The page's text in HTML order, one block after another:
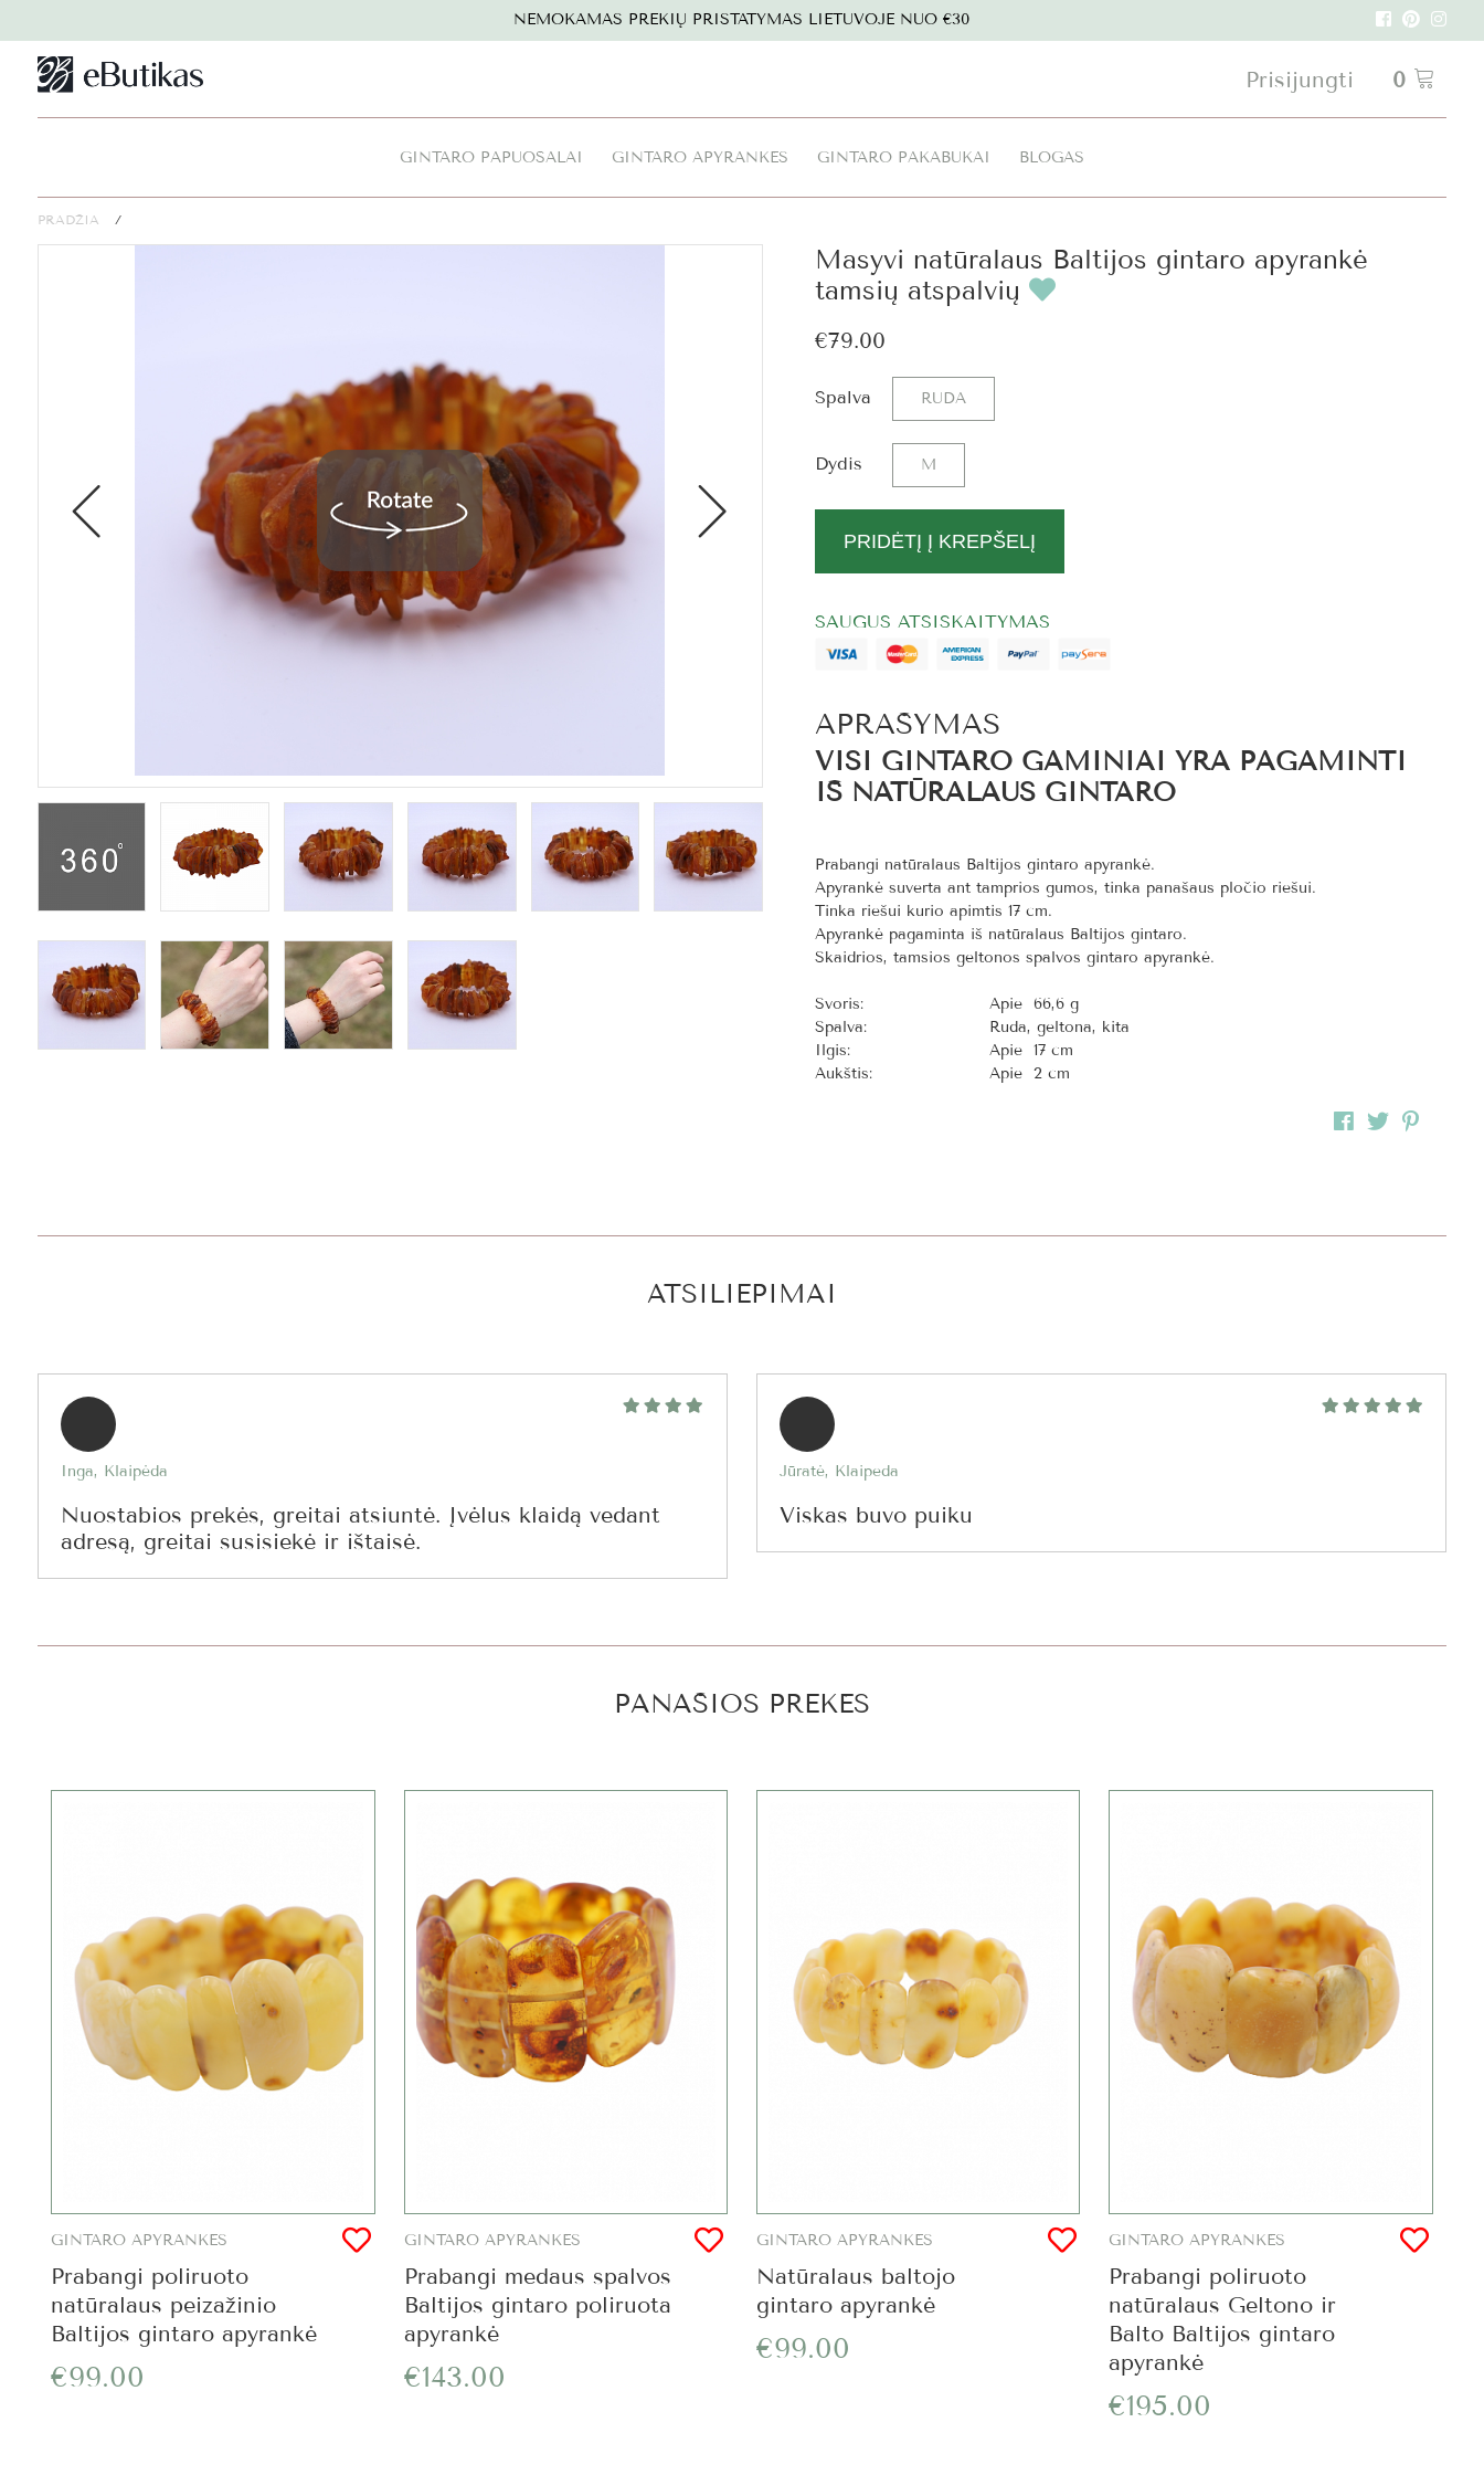
NEMOKAMAS PREKIŲ PRISTATYMAS LIETUVOJE NUO €30
Prisijungti 0
GINTARO PAPUOŠALAI GINTARO APYRANKĖS GINTARO PAKABUKAI BLOGAS
PRADŽIA /
Masyvi natūralaus Baltijos gintaro apyrankė
tamsių atspalvių
€79.00
Spalva RUDA
Dydis M
PRIDĖTĮ Į KREPŠELĮ
SAUGUS ATSISKAITYMAS
APRAŠYMAS
VISI GINTARO GAMINIAI YRA PAGAMINTI
IŠ NATŪRALAUS GINTARO
Prabangi natūralaus Baltijos gintaro apyrankė.
Apyrankė suverta ant tamprios gumos, tinka panašaus pločio riešui.
Tinka riešui kurio apimtis 17cm.
Apyrankė pagaminta iš natūralaus Baltijos gintaro.
Skaidrios, tamsios geltonos spalvos gintaro apyrankė.
Svoris:
Apie 66,6 g
Spalva:
Ruda, geltona, kita
Ilgis:
Aukštis:
Apie 17 cm
Apie 2 cm
ATSILIEPIMAI
Inga, Klaipėda
Nuostabios prekės, greitai atsiuntė. Įvėlus klaidą vedant
adresą, greitai susisiekė ir ištaisė.
Jūratė, Klaipeda
Viskas buvo puiku
PANAŠIOS PREKĖS
GINTARO APYRANKĖS
Prabangi poliruoto
natūralaus peizažinio
Baltijos gintaro apyrankė
€99.00
GINTARO APYRANKĖS
Prabangi medaus spalvos
Baltijos gintaro poliruota
apyrankė
€143.00
GINTARO APYRANKĖS
Natūralaus baltojo
gintaro apyrankė
€99.00
GINTARO APYRANKĖS
Prabangi poliruoto
natūralaus Geltono ir
Balto Baltijos gintaro
apyrankė
€195.00